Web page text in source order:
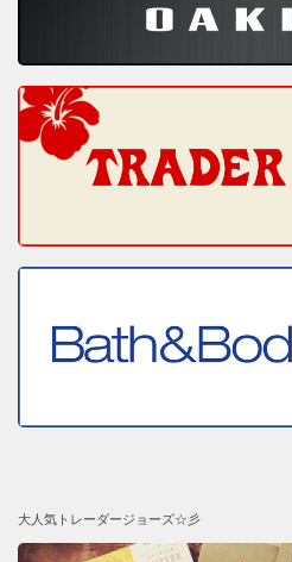
大人気トレーダージョーズ☆彡